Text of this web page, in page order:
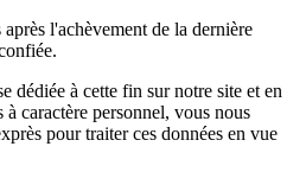
l'achèvement de la dernière
dédiée à cette fin sur notre site et en
caractère personnel, vous nous
pour traiter ces données en vue